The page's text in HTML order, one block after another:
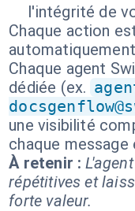
l'intégrité de
Chaque action
Chaque agent
dédiée (ex.
une visibilité
chaque message
À retenir :
répétitives et
forte valeur.